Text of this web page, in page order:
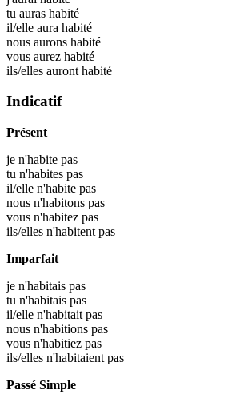
tu auras habité
il/elle aura habité
nous aurons habité
vous aurez habité
ils/elles auront habité
Indicatif
Présent
je n'habite pas
tu n'habites pas
il/elle n'habite pas
nous n'habitons pas
vous n'habitez pas
ils/elles n'habitent pas
Imparfait
je n'habitais pas
tu n'habitais pas
il/elle n'habitait pas
nous n'habitions pas
vous n'habitiez pas
ils/elles n'habitaient pas
Passé Simple